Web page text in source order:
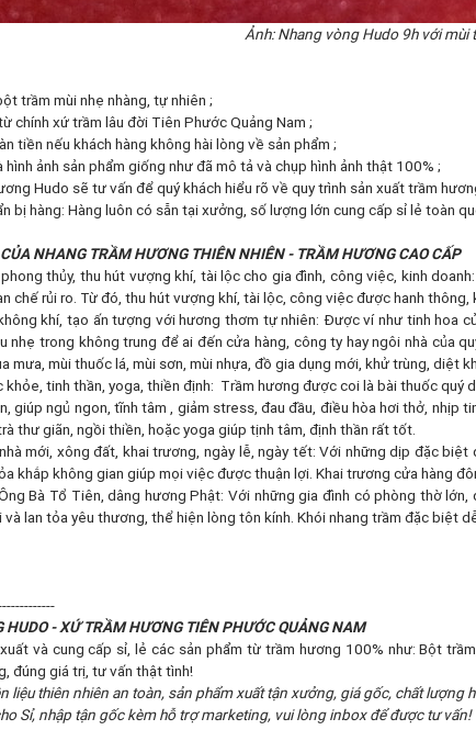
Ảnh: Nhang vòng Hudo 9h với mùi
trầm mùi nhẹ nhàng, tự nhiên ;
chính xứ trầm lâu đời Tiên Phước Quảng Nam ;
tiền nếu khách hàng không hài lòng về sản phẩm ;
hình ảnh sản phẩm giống như đã mô tả và chụp hình ảnh thật 100% ;
Hudo sẽ tư vấn để quý khách hiểu rõ về quy trình sản xuất trầm
bị hàng: Hàng luôn có sẵn tại xưởng, số lượng lớn cung cấp sỉ lẻ toàn
NHANG TRẦM HƯƠNG THIÊN NHIÊN - TRẦM HƯƠNG CAO CẤP
thủy, thu hút vượng khí, tài lộc cho gia đình, công việc, kinh
chế rủi ro. Từ đó, thu hút vượng khí, tài lộc, công việc được hanh
khí, tạo ấn tượng với hương thơm tự nhiên: Được ví như tinh hoa
nhẹ trong không trung để ai đến cửa hàng, công ty hay ngôi nhà của
mưa, mùi thuốc lá, mùi sơn, mùi nhựa, đồ gia dụng mới, khử trùng, diệt
tinh thần, yoga, thiền định: Trầm hương được coi là bài thuốc quý
giúp ngủ ngon, tĩnh tâm , giảm stress, đau đầu, điều hòa hơi thở,
thư giãn, ngồi thiền, hoặc yoga giúp tịnh tâm, định thần rất tốt.
mới, xông đất, khai trương, ngày lễ, ngày tết: Với những dịp đặc biệt
khắp không gian giúp mọi việc được thuận lợi. Khai trương cửa hàng
Bà Tổ Tiên, dâng hương Phật: Với những gia đình có phòng thờ
lan tỏa yêu thương, thể hiện lòng tôn kính. Khói nhang trầm đặc biệt
HUDO - XỨ TRẦM HƯƠNG TIÊN PHƯỚC QUẢNG NAM
và cung cấp sỉ, lẻ các sản phẩm từ trầm hương 100% như: Bột
đúng giá trị, tư vấn thật tình!
liệu thiên nhiên an toàn, sản phẩm xuất tận xưởng, giá gốc, chất lượng
Sỉ, nhập tận gốc kèm hỗ trợ marketing, vui lòng inbox để được tư vấn!